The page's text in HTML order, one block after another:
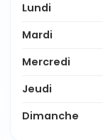
Lundi
Mardi
Mercredi
Jeudi
Dimanche